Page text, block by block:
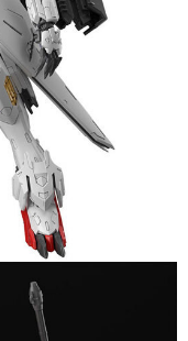
目的，商店將以您的個人
進項蒐集、處理及利用，
核對及更正。
userRule